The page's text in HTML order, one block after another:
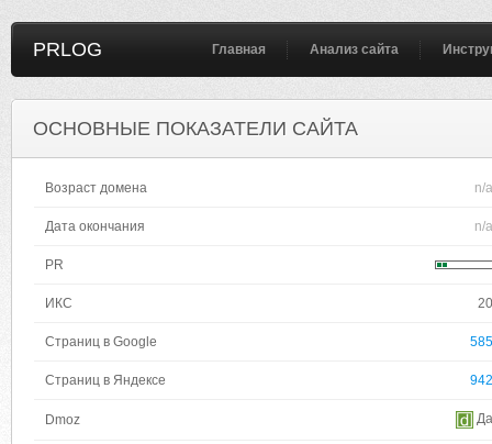
PRLOG Главная Анализ сайта
ОСНОВНЫЕ ПОКАЗАТЕЛИ САЙТА
Возраст домена n/a
Дата окончания n/a
PR
ИКС 20
Страниц в Google 585
Страниц в Яндексе 942
Dmoz Да